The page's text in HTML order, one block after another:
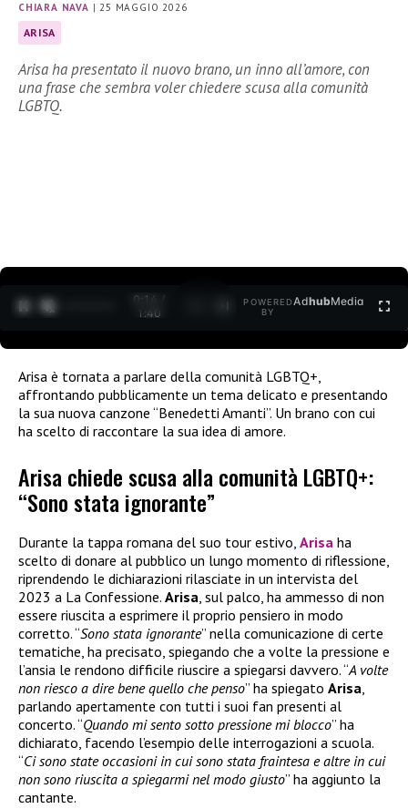
CHIARA NAVA |25 MAGGIO 2026
ARISA
Arisa ha presentato il nuovo brano, un inno all’amore, con
una frase che sembra voler chiedere scusa alla comunità
LGBTQ.
0:15 /
1:40
POWERED
BY
AdhubMedia
Arisa è tornata a parlare della comunità LGBTQ+,
affrontando pubblicamente un tema delicato e presentando
la sua nuova canzone “Benedetti Amanti”. Un brano con cui
ha scelto di raccontare la sua idea di amore.
Arisa chiede scusa alla comunità LGBTQ+:
“Sono stata ignorante”
Durante la tappa romana del suo tour estivo, Arisa ha
scelto di donare al pubblico un lungo momento di riflessione,
riprendendo le dichiarazioni rilasciate in un intervista del
2023 a La Confessione. Arisa, sul palco, ha ammesso di non
essere riuscita a esprimere il proprio pensiero in modo
corretto. “Sono stata ignorante” nella comunicazione di certe
tematiche, ha precisato, spiegando che a volte la pressione e
l’ansia le rendono difficile riuscire a spiegarsi davvero. “A volte
non riesco a dire bene quello che penso” ha spiegato Arisa,
parlando apertamente con tutti i suoi fan presenti al
concerto. “Quando mi sento sotto pressione mi blocco” ha
dichiarato, facendo l’esempio delle interrogazioni a scuola.
“Ci sono state occasioni in cui sono stata fraintesa e altre in cui
non sono riuscita a spiegarmi nel modo giusto” ha aggiunto la
cantante.